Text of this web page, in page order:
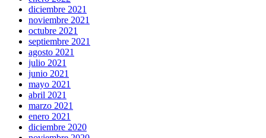
diciembre 2021
noviembre 2021
octubre 2021
septiembre 2021
agosto 2021
julio 2021
junio 2021
mayo 2021
abril 2021
marzo 2021
enero 2021
diciembre 2020